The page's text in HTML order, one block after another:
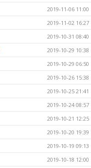
2019-11-06 11:00
2019-11-02 16:27
2019-10-31 08:40
2019-10-29 10:38
2019-10-29 06:50
2019-10-26 15:38
2019-10-25 21:41
2019-10-24 08:57
2019-10-21 12:25
2019-10-20 19:39
2019-10-19 09:13
2019-10-18 12:00